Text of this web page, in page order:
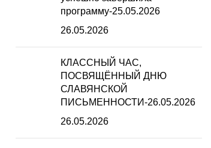
программу-25.05.2026
26.05.2026
КЛАССНЫЙ ЧАС,
ПОСВЯЩЁННЫЙ ДНЮ
СЛАВЯНСКОЙ
ПИСЬМЕННОСТИ-26.05.2026
26.05.2026